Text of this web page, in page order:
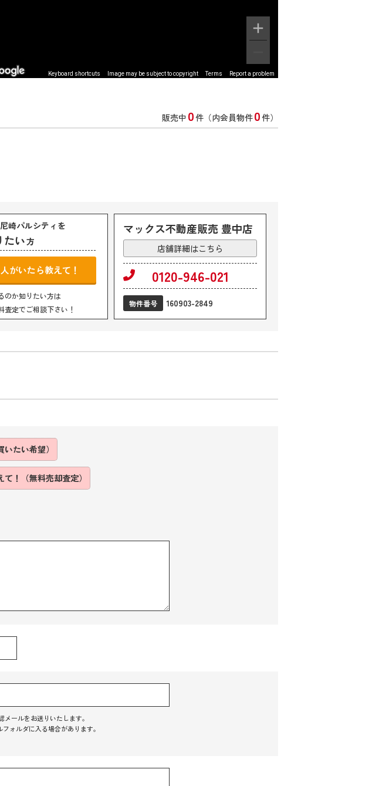
Keyboard shortcuts Image may be subject to copyright Terms Report a problem
販売中 0件（内会員物件0件）
崎パルシティを
たい方
がいたら教えて！
のか知りたい方は
査定でご相談下さい！
マックス不動産販売 豊中店
店舗詳細はこちら
0120-946-021
物件番号 160903-2849
たい希望）
！（無料売却査定）
ールをお送りいたします。
ォルダに入る場合があります。